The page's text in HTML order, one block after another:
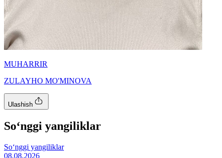
MUHARRIR
ZULAYHO MO'MINOVA
Ulashish
So‘nggi yangiliklar
So‘nggi yangiliklar
08.08.2026